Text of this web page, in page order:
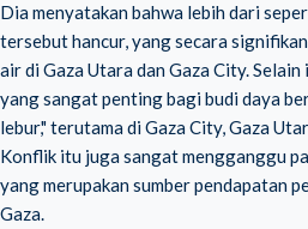
Dia menyatakan bahwa lebih dari
tersebut hancur, yang secara
air di Gaza Utara dan Gaza City.
yang sangat penting bagi budi daya
lebur," terutama di Gaza City, Gaza
Konflik itu juga sangat mengganggu
yang merupakan sumber pendapatan
Gaza.